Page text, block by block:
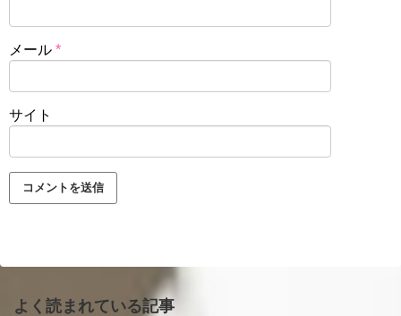
メール *
サイト
よく読まれている記事